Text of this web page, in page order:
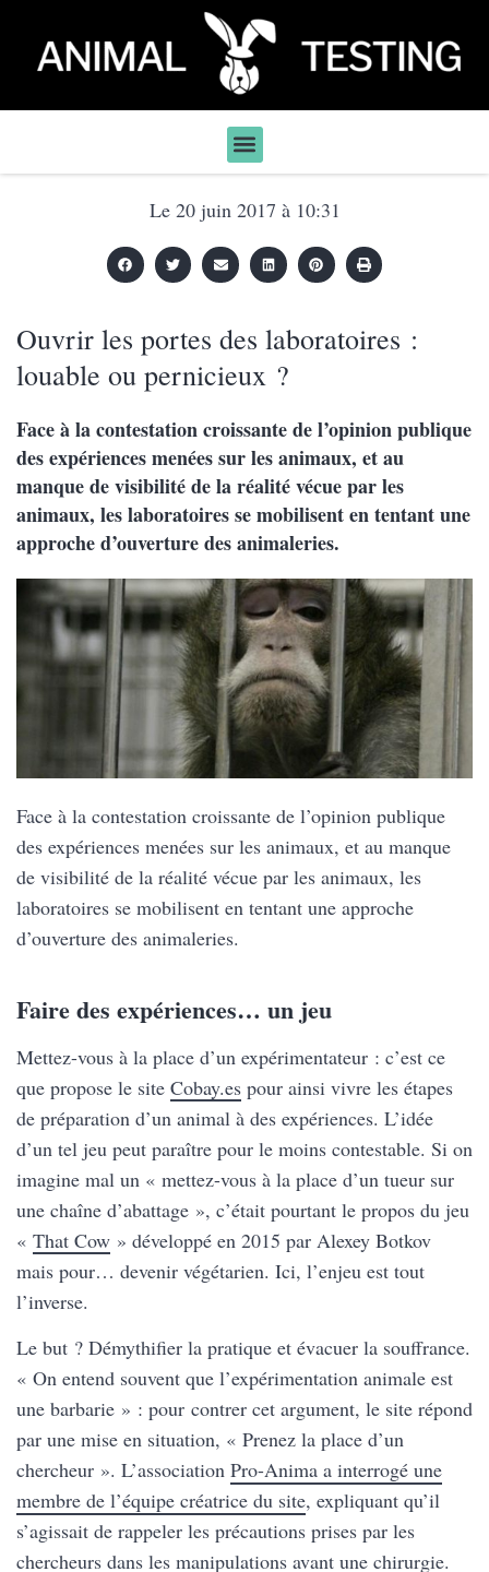
Le 20 juin 2017 à 10:31
Ouvrir les portes des laboratoires :
louable ou pernicieux ?
Face à la contestation croissante de l’opinion publique
des expériences menées sur les animaux, et au
manque de visibilité de la réalité vécue par les
animaux, les laboratoires se mobilisent en tentant une
approche d’ouverture des animaleries.
Face à la contestation croissante de l’opinion publique
des expériences menées sur les animaux, et au manque
de visibilité de la réalité vécue par les animaux, les
laboratoires se mobilisent en tentant une approche
d’ouverture des animaleries.
Faire des expériences… un jeu
Mettez-vous à la place d’un expérimentateur : c’est ce
que propose le site Cobay.es pour ainsi vivre les étapes
de préparation d’un animal à des expériences. L’idée
d’un tel jeu peut paraître pour le moins contestable. Si on
imagine mal un « mettez-vous à la place d’un tueur sur
une chaîne d’abattage », c’était pourtant le propos du jeu
« That Cow » développé en 2015 par Alexey Botkov
mais pour… devenir végétarien. Ici, l’enjeu est tout
l’inverse.
Le but ? Démythifier la pratique et évacuer la souffrance.
« On entend souvent que l’expérimentation animale est
une barbarie » : pour contrer cet argument, le site répond
par une mise en situation, « Prenez la place d’un
chercheur ». L’association Pro-Anima a interrogé une
membre de l’équipe créatrice du site, expliquant qu’il
s’agissait de rappeler les précautions prises par les
chercheurs dans les manipulations avant une chirurgie.